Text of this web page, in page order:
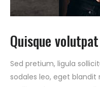
Quisque
Sed pretium, ligula
sodales leo, eget